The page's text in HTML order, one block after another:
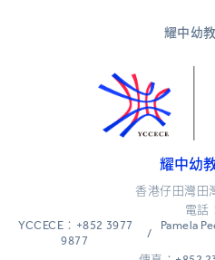
耀中幼
耀中幼
香港仔田灣田
電話
YCCECE：+852 3977
9877
/
Pamela